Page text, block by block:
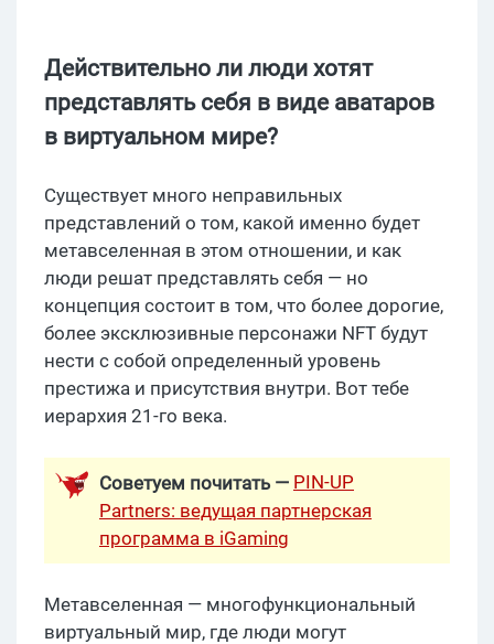
Действительно ли люди хотят
представлять себя в виде аватаров
в виртуальном мире?
Существует много неправильных
представлений о том, какой именно будет
метавселенная в этом отношении, и как
люди решат представлять себя — но
концепция состоит в том, что более дорогие,
более эксклюзивные персонажи NFT будут
нести с собой определенный уровень
престижа и присутствия внутри. Вот тебе
иерархия 21-го века.
Советуем почитать — PIN-UP
Partners: ведущая партнерская
программа в iGaming
Метавселенная — многофункциональный
виртуальный мир, где люди могут